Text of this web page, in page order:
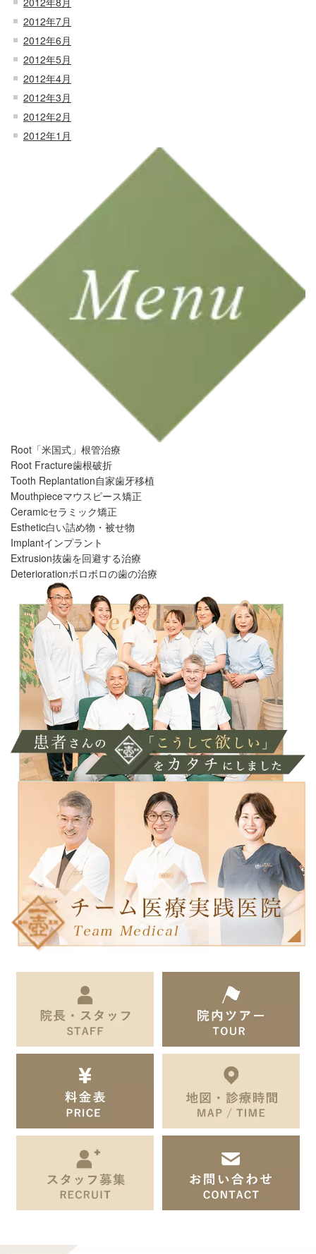
2012年7月
2012年6月
2012年5月
2012年4月
2012年3月
2012年2月
2012年1月
Root「米国式」根管治療
Root Fracture歯根破折
Tooth Replantation 自家歯牙移植
Mouthpieceマウスピース矯正
Ceramicセラミック矯正
Esthetic白い詰め物・被せ物
Implantインプラント
Extrusion抜歯を回避する治療
Deteriorationボロボロの歯の治療